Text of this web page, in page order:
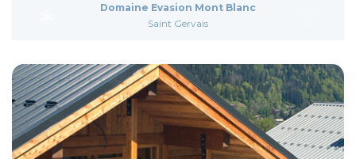
Domaine Evasion Mont Blanc
Saint Gervais